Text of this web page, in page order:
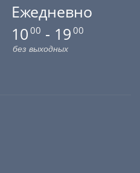
Ежедневно
10 00 - 19 00
без выходных